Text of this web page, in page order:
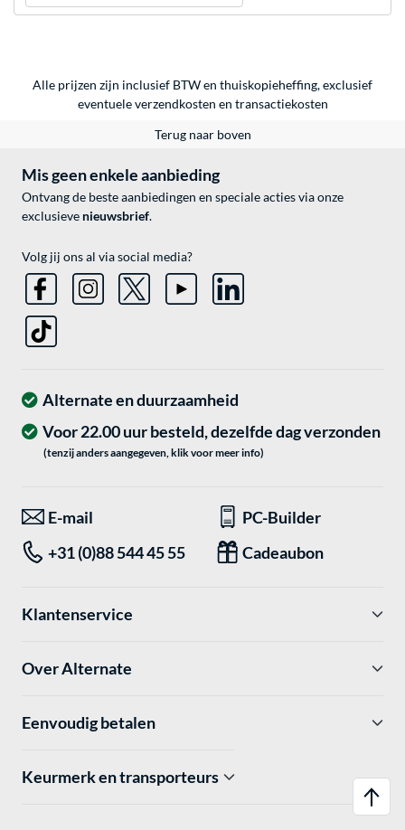
Alle prijzen zijn inclusief BTW en thuiskopieheffing, exclusief
eventueleverzendkosten en transactiekosten
Terug naar boven
Mis geen enkele aanbieding
Ontvang de beste aanbiedingen en speciale acties via onze
exclusieve nieuwsbrief.
Volg jij ons al via social media?
Alternate en duurzaamheid
Voor 22.00 uur besteld, dezelfde dag verzonden
(tenzij anders aangegeven, klik voor meer info)
E-mail
PC-Builder
+31 (0)88 544 45 55
Cadeaubon
Klantenservice
Over Alternate
Eenvoudig betalen
Keurmerk en transporteurs